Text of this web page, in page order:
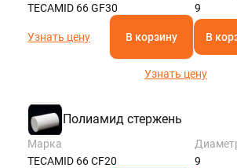
TECAMID 66 GF30
9
Узнать цену В корзину В
Узнать цену
Полиамид стержень
Марка
TECAMID 66 CF20
9